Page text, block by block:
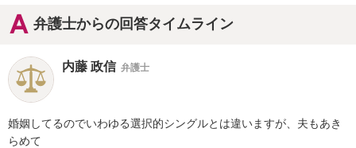
弁護士からの回答タイムライン
内藤 政信 弁護士
婚姻してるのでいわゆる選択的シングルとは違いますが、夫もあき
らめて